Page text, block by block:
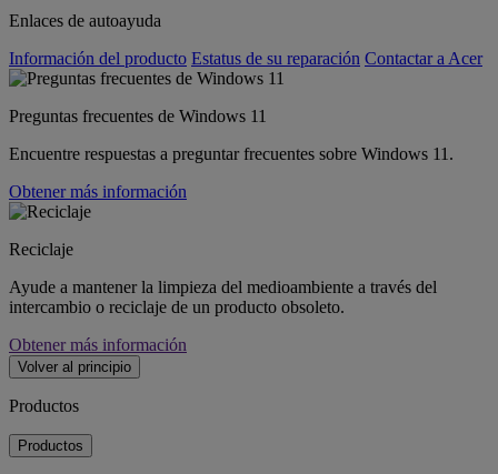
Enlaces de autoayuda
Información del producto Estatus de su reparación Contactar a Acer
Preguntas frecuentes de Windows 11
Encuentre respuestas a preguntar frecuentes sobre Windows 11.
Obtener más información
Reciclaje
Ayude a mantener la limpieza del medioambiente a través del
intercambio o reciclaje de un producto obsoleto.
Obtener más información
Volver al principio
Productos
Productos